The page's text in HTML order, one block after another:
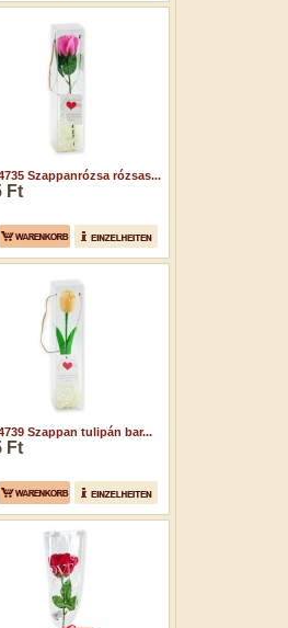
Szappanrózsa rózsas...
Ft
Szappan tulipán bar...
Ft